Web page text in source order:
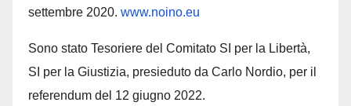
settembre 2020. www.noino.eu
Sono stato Tesoriere del Comitato SI per la Libertà,
SI per la Giustizia, presieduto da Carlo Nordio, per il
referendum del 12 giugno 2022.